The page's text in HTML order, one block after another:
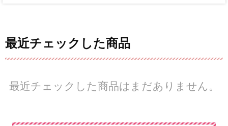
最近チェックした商品
最近チェックした商品はまだありません。